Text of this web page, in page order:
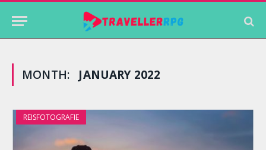
MONTH: JANUARY 2022
REISFOTOGRAFIE